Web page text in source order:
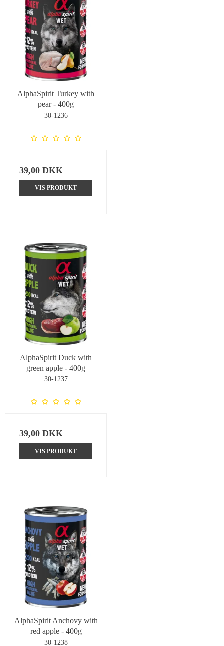
AlphaSpirit Turkey with
pear - 400g
30-1236
39,00 DKK
VIS PRODUKT
AlphaSpirit Duck with
green apple - 400g
30-1237
39,00 DKK
VIS PRODUKT
AlphaSpirit Anchovy with
red apple - 400g
30-1238